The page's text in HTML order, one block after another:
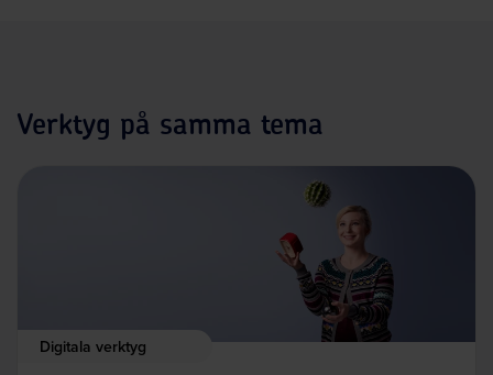
Verktyg på samma tema
Digitala verktyg